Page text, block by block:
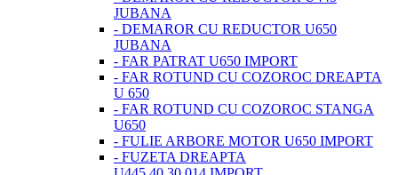
JUBANA
- DEMAROR CU REDUCTOR U650
JUBANA
- FAR PATRAT U650 IMPORT
- FAR ROTUND CU COZOROC DREAPTA
U 650
- FAR ROTUND CU COZOROC STANGA
U650
- FULIE ARBORE MOTOR U650 IMPORT
- FUZETA DREAPTA